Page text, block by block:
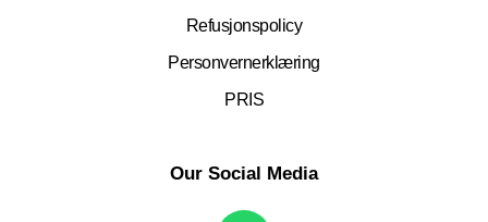
Refusjonspolicy
Personvernerklæring
PRIS
Our Social Media